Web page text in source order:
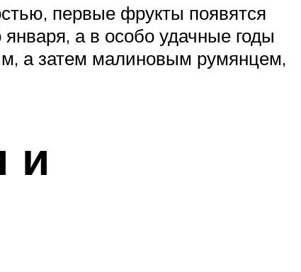
первые фрукты появятся
а в особо удачные годы
а затем малиновым румянцем,
и